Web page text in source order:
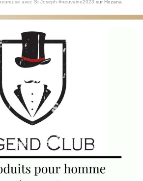
avec St Joseph #neuvaine2023 sur Hozana